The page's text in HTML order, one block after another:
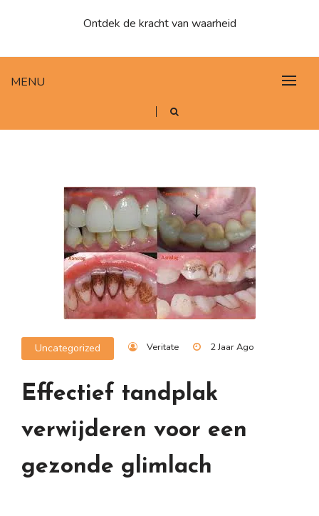
MENU
Ontdek de kracht van waarheid
Uncategorized Veritate 2 Jaar Ago
Effectief tandplak
verwijderen voor een
gezonde glimlach